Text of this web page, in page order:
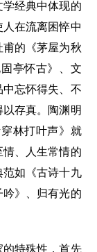
经典中体现的
在流离困悴中
的《茅屋为秋
亭怀古》、文
忘怀得失、不
存真。陶渊明
林打叶声》就
、人生常情的
如《古诗十九
》、归有光的
特殊性，首先